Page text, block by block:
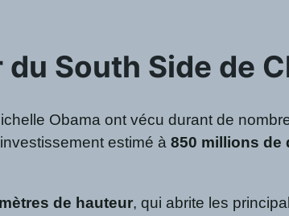
South Side de
Obama ont vécu durant de
estimé à850 millions de
de hauteur, qui abrite les